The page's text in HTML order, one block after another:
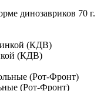
динозавриков 70 г.
(КДВ)
(Рот-Фронт)